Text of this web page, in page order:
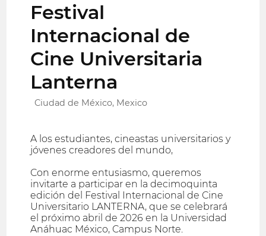
Festival
Internacional de
Cine Universitaria
Lanterna
Ciudad de México, Mexico
A los estudiantes, cineastas universitarios y
jóvenes creadores del mundo,
Con enorme entusiasmo, queremos
invitarte a participar en la decimoquinta
edición del Festival Internacional de Cine
Universitario LANTERNA, que se celebrará
el próximo abril de 2026 en la Universidad
Anáhuac México, Campus Norte.